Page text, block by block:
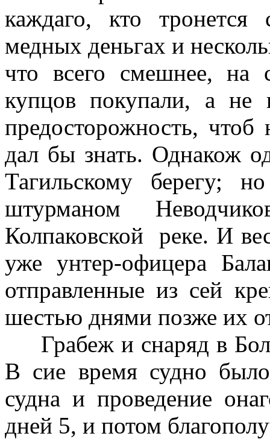
каждаго, кто
медных деньгах и
что всего смешнее, на
купцов покупали, а не
предосторожность,
дал бы знать. Однакож
Тагильскому берегу;
штурманом
Колпаковской
реке. И
уже унтер-офицера
отпра­вленные из сей
шестью днями позже их
Грабеж и снаряд в
В сие время судно
судна и проведение
дней 5, и потом